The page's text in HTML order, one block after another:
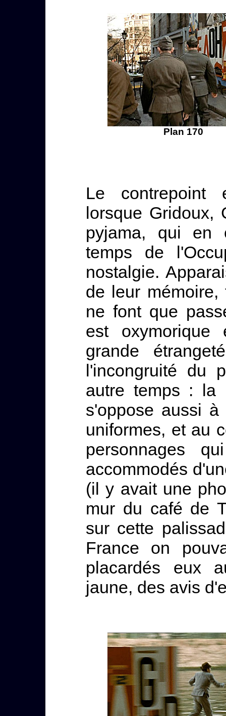
Plan 170
Le contrepoint
lorsque Gridoux,
pyjama, qui en
temps de
nostalgie.
de leur
ne font que
est
grande
l'incongruité du
autre temps : la
s'oppose aussi
uniformes, et au
personnages
accommodés
(il y avait une
mur du café de
sur cette
France on
placardés eux
jaune, des avis